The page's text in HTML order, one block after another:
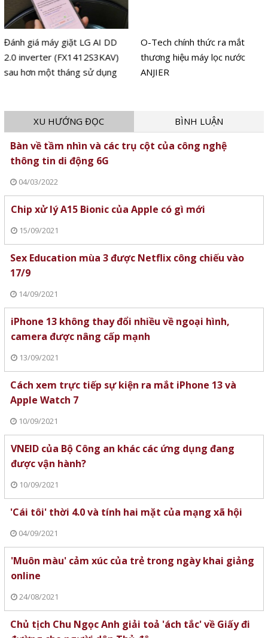
Đánh giá máy giặt LG AI DD
2.0 inverter (FX1412S3KAV)
sau hơn một tháng sử dụng
O-Tech chính thức ra mắt
thương hiệu máy lọc nước
ANJIER
XU HƯỚNG ĐỌC BÌNH LUẬN
Bàn về tầm nhìn và các trụ cột của công nghệ
thông tin di động 6G
04/03/2022
Chip xử lý A15 Bionic của Apple có gì mới
15/09/2021
Sex Education mùa 3 được Netflix công chiếu vào
17/9
14/09/2021
iPhone 13 không thay đổi nhiều về ngoại hình,
camera được nâng cấp mạnh
13/09/2021
Cách xem trực tiếp sự kiện ra mắt iPhone 13 và
Apple Watch 7
10/09/2021
VNEID của Bộ Công an khác các ứng dụng đang
được vận hành?
10/09/2021
'Cái tôi' thời 4.0 và tính hai mặt của mạng xã hội
04/09/2021
'Muôn màu' cảm xúc của trẻ trong ngày khai giảng
online
24/08/2021
Chủ tịch Chu Ngọc Anh giải toả 'ách tắc' về Giấy đi